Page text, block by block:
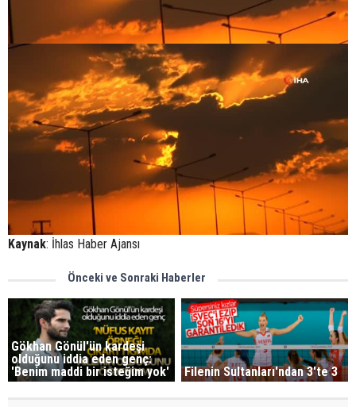
Kaynak: İhlas Haber Ajansı
Önceki ve Sonraki Haberler
Gökhan Gönül'ün kardeşi
olduğunu iddia eden genç:
'Benim maddi bir isteğim yok'
Filenin Sultanları'ndan 3'te 3